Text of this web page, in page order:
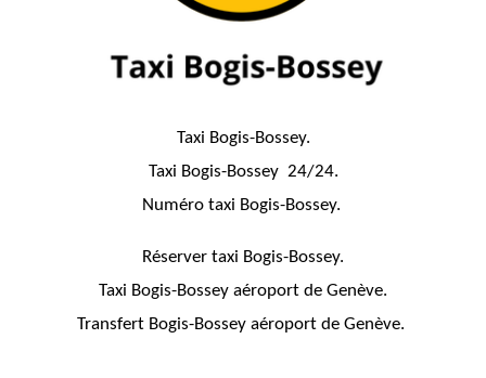
Taxi Bogis-Bossey.
Taxi Bogis-Bossey 24/24.
Numéro taxi Bogis-Bossey.
Réserver taxi Bogis-Bossey.
Taxi Bogis-Bossey aéroport de Genève.
Transfert Bogis-Bossey aéroport de Genève.